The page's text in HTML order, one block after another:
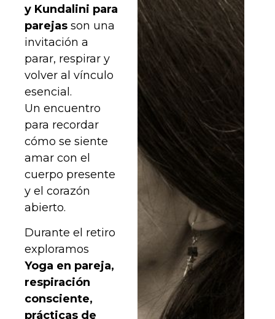
y Kundalini para
parejas son una
invitación a
parar, respirar y
volver al vínculo
esencial.
Un encuentro
para recordar
cómo se siente
amar con el
cuerpo presente
y el corazón
abierto.
Durante el retiro
exploramos
Yoga en pareja,
respiración
consciente,
prácticas de